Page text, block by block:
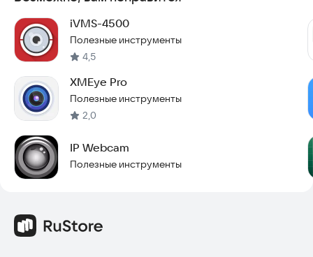
iVMS-4500
Полезные инструменты
4,5
XMEye Pro
Полезные инструменты
2,0
IP Webcam
Полезные инструменты